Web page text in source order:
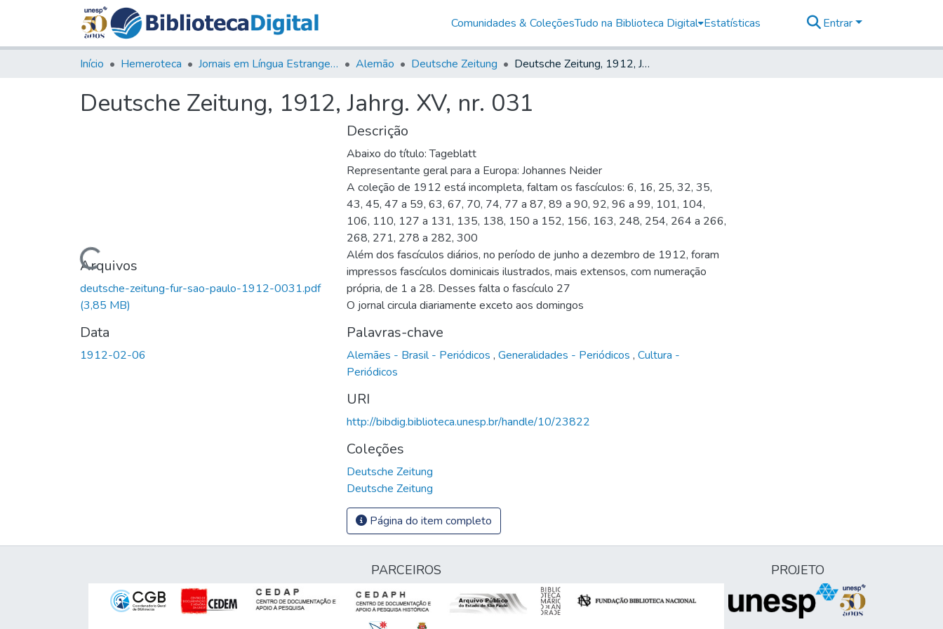
Comunidades & ColeçõesTudo na Biblioteca Digital Estatísticas Entrar
Início Hemeroteca Jornais em Língua Estrangeira Alemão Deutsche Zeitung Deutsche Zeitung, 1912, Jahrg. XV, nr. 031
Deutsche Zeitung, 1912, Jahrg. XV, nr. 031
Carregando...
Arquivos
deutsche-zeitung-fur-sao-paulo-1912-0031.pdf
(3,85 MB)
Data
1912-02-06
Descrição
Abaixo do título: Tageblatt
Representante geral para a Europa: Johannes Neider
A coleção de 1912 está incompleta, faltam os fascículos: 6, 16, 25, 32, 35,
43, 45, 47 a 59, 63, 67, 70, 74, 77 a 87, 89 a 90, 92, 96 a 99, 101, 104,
106, 110, 127 a 131, 135, 138, 150 a 152, 156, 163, 248, 254, 264 a 266,
268, 271, 278 a 282, 300
Além dos fascículos diários, no período de junho a dezembro de 1912, foram
impressos fascículos dominicais ilustrados, mais extensos, com numeração
própria, de 1 a 28. Desses falta o fascículo 27
O jornal circula diariamente exceto aos domingos
Palavras-chave
Alemães - Brasil - Periódicos , Generalidades - Periódicos , Cultura -
Periódicos
URI
http://bibdig.biblioteca.unesp.br/handle/10/23822
Coleções
Deutsche Zeitung
Deutsche Zeitung
Página do item completo
PARCEIROS PROJETO